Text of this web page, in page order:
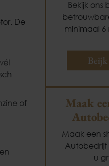
De
of
Bekijk
minimaal
Beijk
Maak
Maak een
Autobedrijf
u